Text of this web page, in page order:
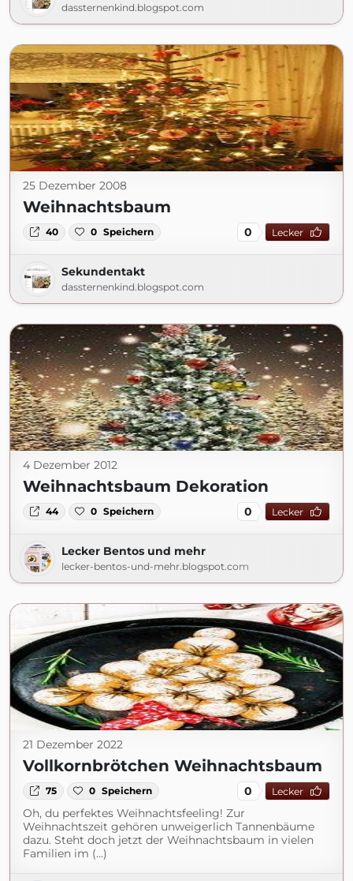
dassternenkind.blogspot.com
25 Dezember 2008
Weihnachtsbaum
40 0 Speichern 0 Lecker
Sekundentakt
dassternenkind.blogspot.com
4 Dezember 2012
Weihnachtsbaum Dekoration
44 0 Speichern 0 Lecker
Lecker Bentos und mehr
lecker-bentos-und-mehr.blogspot.com
21 Dezember 2022
Vollkornbrötchen Weihnachtsbaum
75 0 Speichern 0 Lecker
Oh, du perfektes Weihnachtsfeeling! Zur
Weihnachtszeit gehören unweigerlich Tannenbäume
dazu. Steht doch jetzt der Weihnachtsbaum in vielen
Familien im (...)